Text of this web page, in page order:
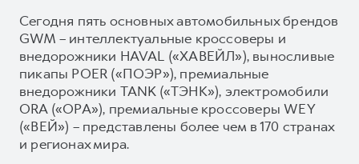
Сегодня пять основных автомобильных брендов
GWM – интеллектуальные кроссоверы и
внедорожники HAVAL («ХАВЕЙЛ»), выносливые
пикапы POER («ПОЭР»), премиальные
внедорожники TANK («ТЭНК»), электромобили
ORA («ОРА»), премиальные кроссоверы WEY
(«ВЕЙ») – представлены более чем в 170 странах
и регионах мира.